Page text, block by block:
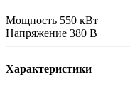
Мощность 550 кВт
Напряжение 380 В
Характеристики